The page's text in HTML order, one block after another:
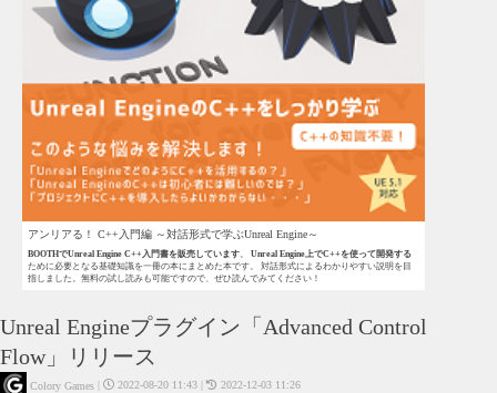
アンリアる！ C++入門編 ～対話形式で学ぶUnreal Engine～
BOOTHでUnreal Engine C++入門書を販売しています。Unreal Engine上でC++を使って開発する
ために必要となる基礎知識を一冊の本にまとめた本です。 対話形式によるわかりやすい説明を目
指しました。無料の試し読みも可能ですので、ぜひ読んでみてください！
Unreal Engineプラグイン「Advanced Control
Flow」リリース
Colory Games 2022-08-20 11:43 2022-12-03 11:26